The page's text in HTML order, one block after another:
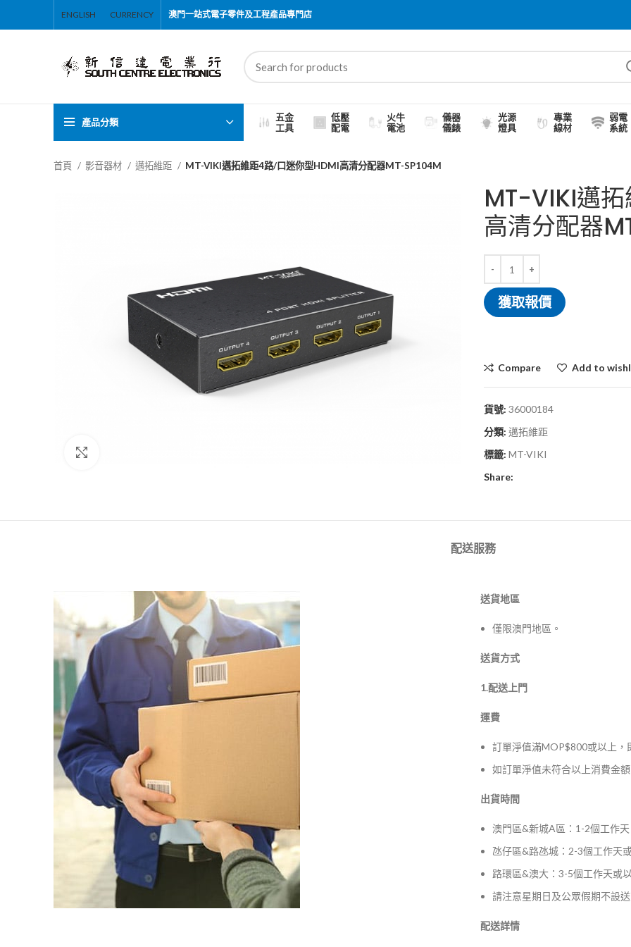
ENGLISH CURRENCY 澳門一站式電子零件及工程產品專門店
產品分類
五金
工具
低壓
配電
火牛
電池
儀器
儀錶
光源
燈具
專業
線材
弱電
系統
首頁 影音器材 邁拓維距 MT-VIKI邁拓維距4路/口迷你型HDMI高清分配器MT-SP104M
MT-VIKI邁
高清分配器
獲取報價
Compare Add to
貨號: 36000184
分類: 邁拓維距
標籤: MT-VIKI
Share:
配送服務
送貨地區
僅限澳門地區。
送貨方式
1.配送上門
運費
訂單淨值滿MOP$800或以上，
如訂單淨值未符合以上消費金
出貨時間
澳門區&新城A區：1-2個工作
氹仔區&路氹城：2-3個工作天
路環區&澳大：3-5個工作天或
請注意星期日及公眾假期不設
配送詳情